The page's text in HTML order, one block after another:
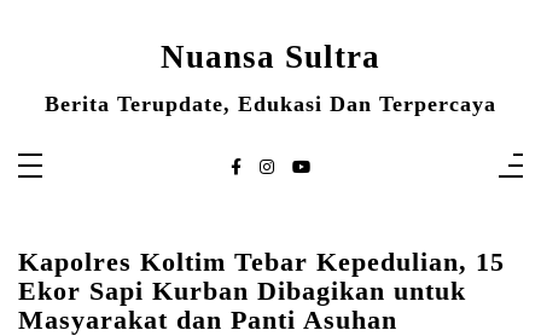
Nuansa Sultra
Berita Terupdate, Edukasi Dan Terpercaya
Kapolres Koltim Tebar Kepedulian, 15
Ekor Sapi Kurban Dibagikan untuk
Masyarakat dan Panti Asuhan